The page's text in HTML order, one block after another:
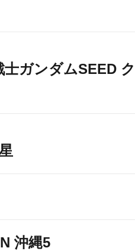
士ガンダムSEED
沖縄5